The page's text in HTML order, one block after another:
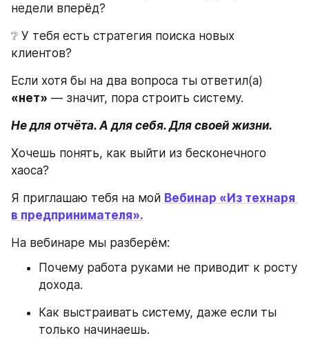
недели вперёд?
❔ У тебя есть стратегия поиска новых
клиентов?
«нет» — значит, пора строить систему.
Не для отчёта. А для себя. Для своей жизни.
Хочешь понять, как выйти из бесконечного
хаоса?
Я приглашаю тебя на мой Вебинар «Из технаря
в предпринимателя».
На вебинаре мы разберём:
Почему работа руками не приводит к росту
дохода.
Как выстраивать систему, даже если ты
только начинаешь.